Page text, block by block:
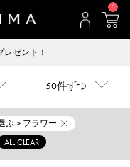
0
レゼント！
50件ずつ
ぶ > フラワー
ALL CLEAR